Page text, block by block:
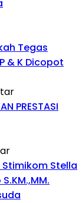
Tegas
& K Dicopot
PRESTASI
Stella